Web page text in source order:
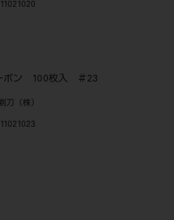
ボン 100枚入 ＃23
刀（株）